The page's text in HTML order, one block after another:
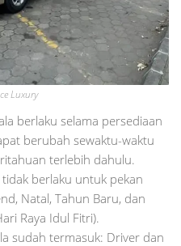
Luxury
berlaku selama persediaan
berubah sewaktu-waktu
terlebih dahulu.
berlaku untuk pekan
Natal, Tahun Baru, dan
Raya Idul Fitri).
sudah termasuk: Driver dan